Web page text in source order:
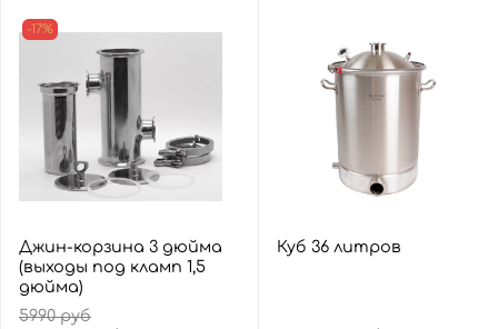
-17%
Джин-корзина 3 дюйма
(выходы под кламп 1,5
дюйма)
5990 руб
Куб 36 литров